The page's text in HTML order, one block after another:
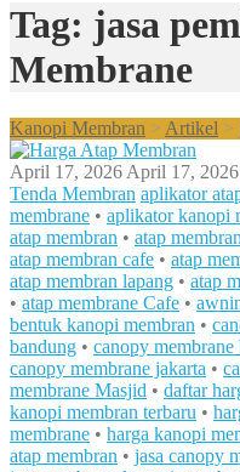
Tag: jasa
Membrane
Kanopi Membran > Artikel >
April 17, 2026 April 17, 2026
Tenda Membran aplikator
membrane • aplikator kanopi
atap membran • atap
atap membran cafe • atap
atap membran lapang • atap
• atap membrane Cafe •
bentuk kanopi membran •
bandung • canopy membrane
canopy membrane jakarta •
membrane Masjid • daftar
kanopi membran terbaru •
membrane • harga kanopi
atap membran • jasa canopy